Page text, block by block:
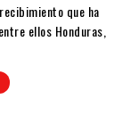
que ha
ellos Honduras,